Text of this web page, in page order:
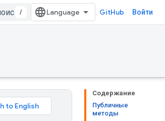
/ GitHub Войти
Содержание
Публичные
методы